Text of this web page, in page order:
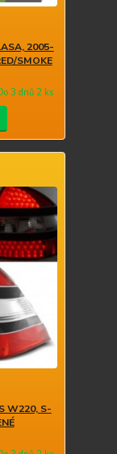
2005-
SMOKE
3 dnů 2 ks
W220, S-